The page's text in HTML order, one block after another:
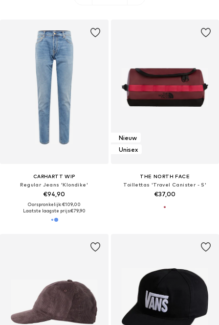
CARHARTT WIP
Regular Jeans 'Klondike'
€94,90
Oorspronkelijk: €109,00
Laatste laagste prijs:€79,90
Nieuw
Unisex
THE NORTH FACE
Toillettas 'Travel Canister - S'
€37,00